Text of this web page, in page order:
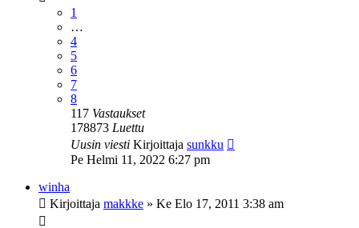
1
…
4
5
6
7
8
117 Vastaukset
178873 Luettu
Uusin viesti Kirjoittaja sunkku
Pe Helmi 11, 2022 6:27 pm
winha
Kirjoittaja makkke » Ke Elo 17, 2011 3:38 am